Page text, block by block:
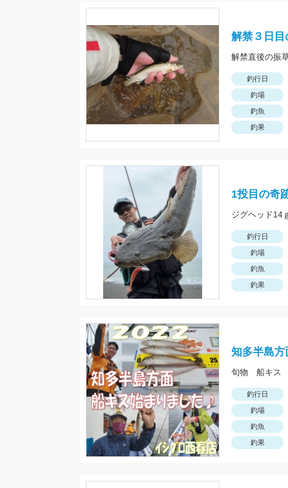
解禁３日目
釣行日
釣場
釣魚
釣果
1投目の奇
釣行日
釣場
釣魚
釣果
知多半島
旬物 船キス
釣行日
釣場
釣魚
釣果